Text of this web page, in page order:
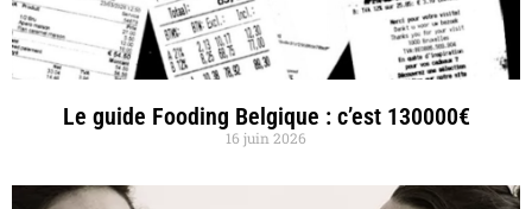
Le guide Fooding Belgique : c’est 130000€
16 juin 2026